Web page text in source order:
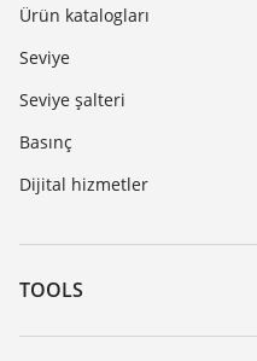
Ürün katalogları
Seviye
Seviye şalteri
Basınç
Dijital hizmetler
TOOLS
Download’lar